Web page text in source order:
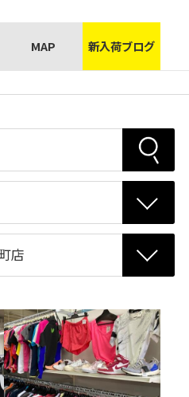
MAP 新入荷ブログ